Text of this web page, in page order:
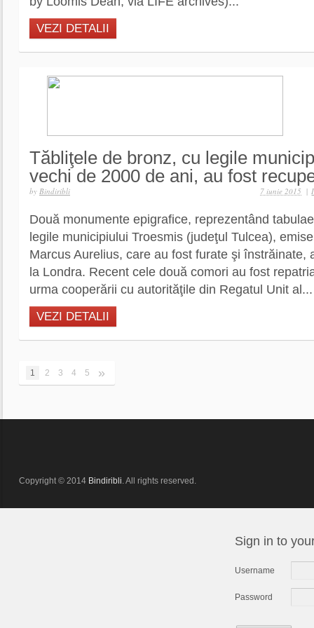
VEZI DETALII
Tăbliţele de bronz, cu legile
vechi de 2000 de ani, au fost
by Bindiribli |
7 iunie 2015
Două monumente epigrafice, reprezentând
legile municipiului Troesmis (judeţul Tulcea),
Marcus Aurelius, care au fost furate şi înstrăinate,
la Londra. Recent cele două comori au fost
urma cooperării cu autorităţile din Regatul Unit al...
VEZI DETALII
1 2 3 4 5 »
Copyright © 2014 Bindiribli. All rights reserved.
Sign in to
Username
Password